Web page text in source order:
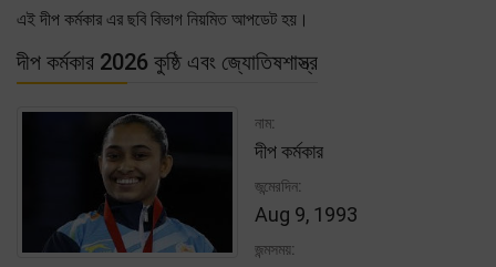
এই দীপ কর্মকার এর ছবি বিভাগ নিয়মিত আপডেট হয়।
দীপ কর্মকার 2026 কুষ্ঠি এবং জ্যোতিষশাস্ত্র
নাম:
দীপ কর্মকার
জন্মেরদিন:
Aug 9, 1993
জন্মসময়: